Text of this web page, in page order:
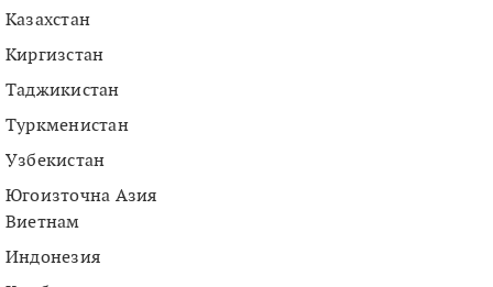
Казахстан
Киргизстан
Таджикистан
Туркменистан
Узбекистан
Югоизточна Азия
Виетнам
Индонезия